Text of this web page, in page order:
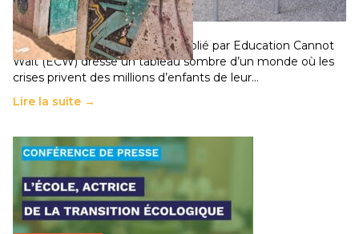
population
11 juillet 2026- National
Un nouveau rapport mondial publié par Education Cannot
Wait (ECW) dresse un tableau sombre d’un monde où les
crises privent des millions d’enfants de leur…
Lire la suite →